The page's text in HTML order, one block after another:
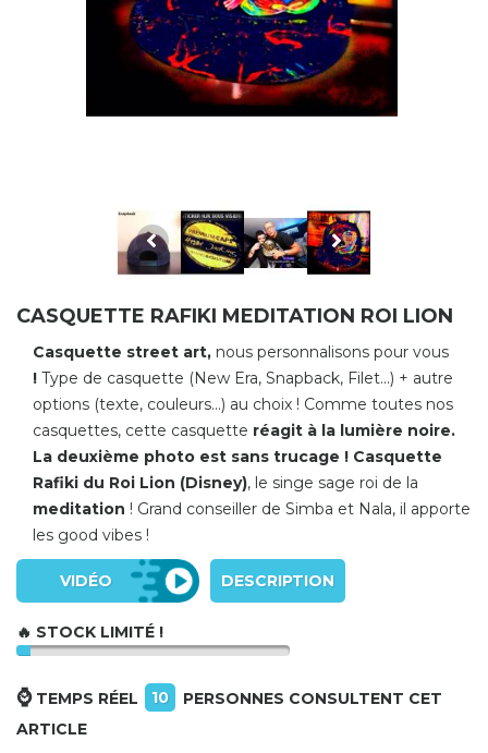
CASQUETTE RAFIKI MEDITATION ROI LION
Casquette street art, nous personnalisons pour vous
! Type de casquette (New Era, Snapback, Filet...) + autre
options (texte, couleurs...) au choix ! Comme toutes nos
casquettes, cette casquette réagit à la lumière noire.
La deuxième photo est sans trucage ! Casquette
Rafiki du Roi Lion (Disney), le singe sage roi de la
meditation ! Grand conseiller de Simba et Nala, il apporte
les good vibes !
VIDÉO DESCRIPTION
🔥 STOCK LIMITÉ !
⌚TEMPS RÉEL 10
PERSONNES CONSULTENT CET
ARTICLE